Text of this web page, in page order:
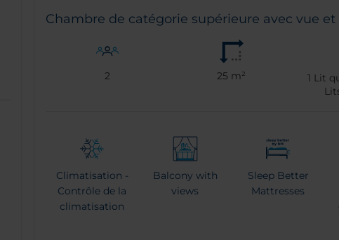
Chambre de catégorie supérieure avec vue et
2 25 m² 1 Lit
Climatisation -
Contrôle de la
climatisation
Balcony with
views
Sleep Better
Mattresses